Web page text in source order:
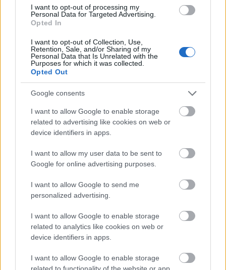
I want to opt-out of processing my
Personal Data for Targeted Advertising.
Opted In
I want to opt-out of Collection, Use,
Retention, Sale, and/or Sharing of my
Personal Data that Is Unrelated with the
Purposes for which it was collected.
Opted Out
Google consents
I want to allow Google to enable storage
related to advertising like cookies on web or
device identifiers in apps.
I want to allow my user data to be sent to
Google for online advertising purposes.
I want to allow Google to send me
personalized advertising.
I want to allow Google to enable storage
related to analytics like cookies on web or
device identifiers in apps.
I want to allow Google to enable storage
related to functionality of the website or app.
Capulet................... Ujlaki Dénes m.v.
Lady Capulet......... Ráckevei Anna m.v.
Benvolio.................. Végh Zsolt m.v.
Tybalt..................... Szikszai Rémusz
Paris, Tolmács........ Tausz Péter
Escalus................... Kardos Róbert
Kórus, 1. Őr, Patikus,
Péter........................ Lucskay Róbert
Montague................ Gados Béla
Balogh Péter, Bíró Attila, Bodor Richárd,
Gazda Bence m.v., Éry-Kovács Zsanna, Fige Tamás,
Horváth Kristóf, Kiss Katalin, Kiss Réka Judit, Kecskés
Mihály, Murzsa Renáta, Müller Ádám, Orczy Géza
m.v., Pásztor Tibor, Pélyi György, Sulyok Judit, Simon
Attila, Szabó Gábor, Tóth Zoltán, Polnauer Flóra,
Szabó Zoltán m.v., Törőcsik Tamás
Gépezetek: Pataki Zoltán, Majoros Gyula m.v.